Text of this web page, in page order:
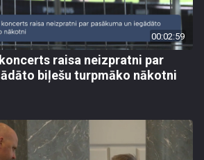
00:02:59
raisa neizpratni par
biļešu turpmāko nākotni